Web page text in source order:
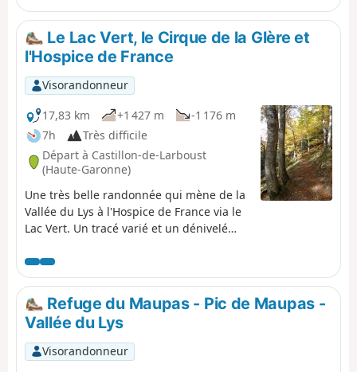
Saussat - prononcer Sa-ou-sat - c'est celui beaucoup plus
modeste de la Coume de l'Abesque qui marque le début
de la forte montée en lacets qui mène au replat où se
mêlent roches polies et laquets puis au Refuge Jean
Arlaud.
Le Lac Vert, le Cirque de la Glère et
l'Hospice de France
Visorandonneur
17,83 km
+1 427 m
-1 176 m
7h
Très difficile
Départ à Castillon-de-Larboust
(Haute-Garonne)
Une très belle randonnée qui mène de la
Vallée du Lys à l'Hospice de France via le
Lac Vert. Un tracé varié et un dénivelé
compensé par les vues magnifiques sur
le Haut-Luchonnais et la crête frontière
avec l'Espagne.
Refuge du Maupas - Pic de Maupas -
Vallée du Lys
Visorandonneur